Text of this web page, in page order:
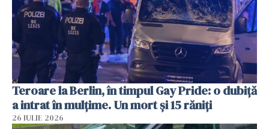
Teroare la Berlin, în timpul Gay Pride: o dubiță
a intrat în mulțime. Un mort și 15 răniți
26 IULIE 2026